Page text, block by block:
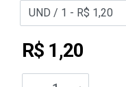
R$ 1,20